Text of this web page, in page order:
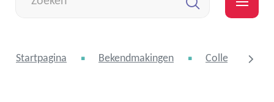
zoek
Startpagina Bekendmakingen College van